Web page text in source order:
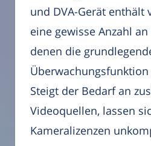
und DVA-Gerät enthält
eine gewisse Anzahl
denen die
Steigt der Bedarf an
Videoquellen, lassen
Kameralizenzen